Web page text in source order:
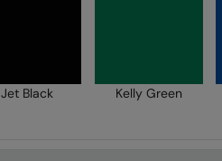
Jet Black Kelly Green